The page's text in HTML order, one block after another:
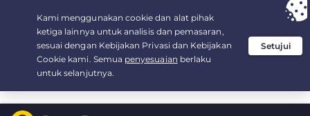
Your choice: The Best Dealfor 2.1666666666667-years at $
/month